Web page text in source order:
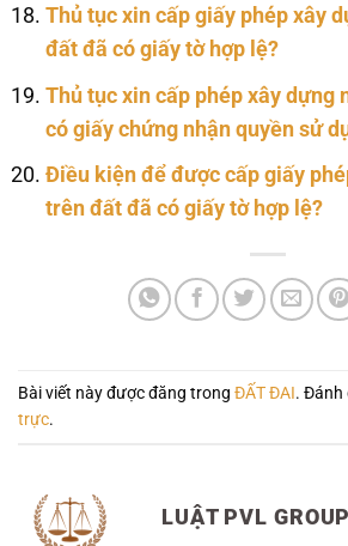
Thủ tục xin cấp giấy phép xây
đất đã có giấy tờ hợp lệ?
Thủ tục xin cấp phép xây dựng
có giấy chứng nhận quyền sử
Điều kiện để được cấp giấy
trên đất đã có giấy tờ hợp lệ?
Bài viết này được đăng trong ĐẤT ĐAI. Đánh
trực.
LUẬT PVL GROUP